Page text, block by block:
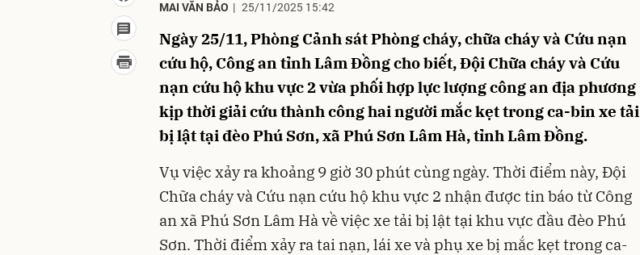
MAI VĂN BẢO | 25/11/2025 15:42
Ngày 25/11, Phòng Cảnh sát Phòng cháy, chữa cháy và Cứu nạn
cứu hộ, Công an tỉnh Lâm Đồng cho biết, Đội Chữa cháy và Cứu
nạn cứu hộ khu vực 2 vừa phối hợp lực lượng công an địa phương
kịp thời giải cứu thành công hai người mắc kẹt trong ca-bin xe tải
bị lật tại đèo Phú Sơn, xã Phú Sơn Lâm Hà, tỉnh Lâm Đồng.
Vụ việc xảy ra khoảng 9 giờ 30 phút cùng ngày. Thời điểm này, Đội
Chữa cháy và Cứu nạn cứu hộ khu vực 2 nhận được tin báo từ Công
an xã Phú Sơn Lâm Hà về việc xe tải bị lật tại khu vực đầu đèo Phú
Sơn. Thời điểm xảy ra tai nạn, lái xe và phụ xe bị mắc kẹt trong ca-